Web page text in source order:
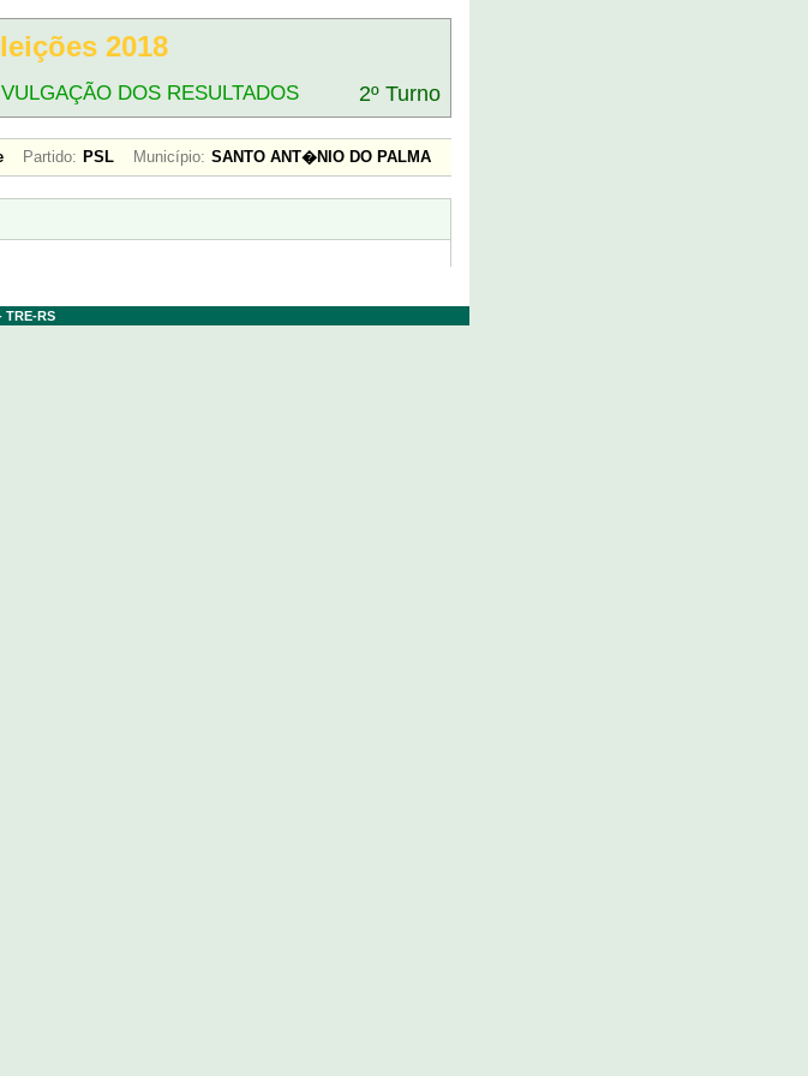
2018
DOS RESULTADOS 2º Turno
Partido: PSL Município: SANTO ANT�NIO DO PALMA
TRE-RS